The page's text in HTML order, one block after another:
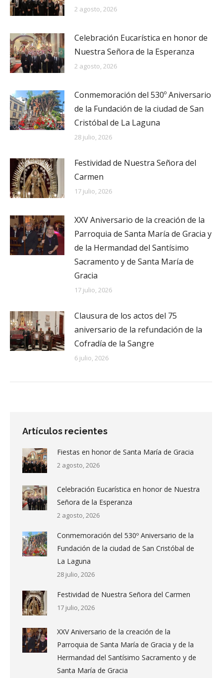
2 agosto, 2026
Celebración Eucarística en honor de
Nuestra Señora de la Esperanza
2 agosto, 2026
Conmemoración del 530º Aniversario
de la Fundación de la ciudad de San
Cristóbal de La Laguna
28 julio, 2026
Festividad de Nuestra Señora del
Carmen
17 julio, 2026
XXV Aniversario de la creación de la
Parroquia de Santa María de Gracia y
de la Hermandad del Santísimo
Sacramento y de Santa María de
Gracia
17 julio, 2026
Clausura de los actos del 75
aniversario de la refundación de la
Cofradía de la Sangre
6 julio, 2026
Artículos recientes
Fiestas en honor de Santa María de Gracia
2 agosto, 2026
Celebración Eucarística en honor de Nuestra
Señora de la Esperanza
2 agosto, 2026
Conmemoración del 530º Aniversario de la
Fundación de la ciudad de San Cristóbal de
La Laguna
28 julio, 2026
Festividad de Nuestra Señora del Carmen
17 julio, 2026
XXV Aniversario de la creación de la
Parroquia de Santa María de Gracia y de la
Hermandad del Santísimo Sacramento y de
Santa María de Gracia